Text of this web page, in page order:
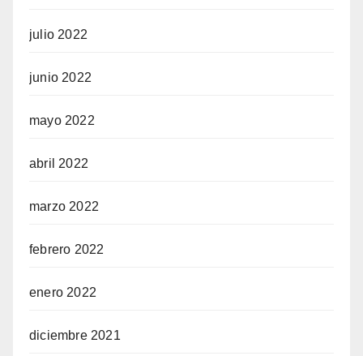
julio 2022
junio 2022
mayo 2022
abril 2022
marzo 2022
febrero 2022
enero 2022
diciembre 2021